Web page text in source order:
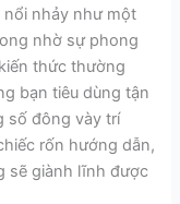
nổi nhảy như một
nhờ sự phong
thức thường
bạn tiêu dùng tận
số đông vày trí
rốn hướng dẫn,
sẽ giành lĩnh được